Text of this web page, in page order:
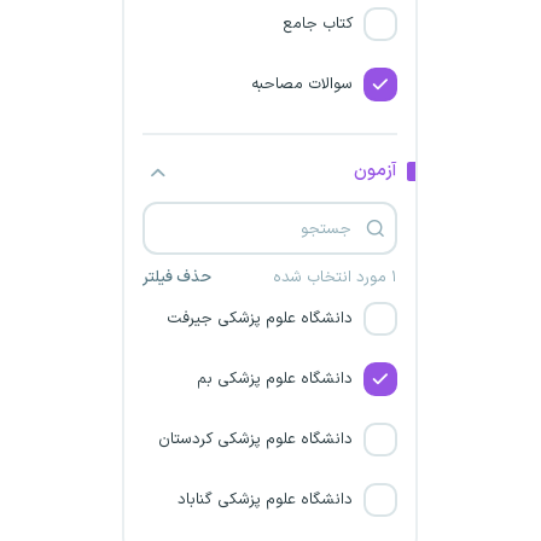
کتاب جامع
سوالات مصاحبه
آزمون
۱ مورد انتخاب شده حذف فیلتر
سازمان ارتباطات رادیویی
دانشگاه علوم پزشکی همدان
دانشگاه علوم پزشکی سمنان
دانشگاه علوم پزشکی کرمان
دانشگاه علوم پزشکی جیرفت
دانشگاه علوم پزشکی بم
دانشگاه علوم پزشکی کردستان
دانشگاه علوم پزشکی گناباد